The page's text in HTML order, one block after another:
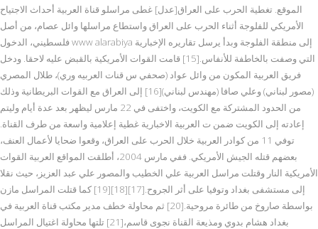
الموقع. تغطية الحرب على العراق[عدل] غطى مراسلو قناة العربية أحداث الاجتياح
الأمريكي للفلوجة أثناء الحرب على العراق واستطاع مراسلها وائل عصام، من أصل
فلسطيني، الدخول www alarabiya إلى منطقة الفلوجة وبدأ يرسل تقاريره الإخبارية
التي وصفت بالخاطفة للأنفاس.[15] قامت القوات الأمريكية بالقبض عليه لاحقا. ودخل
فريق العربية المكون من وائل عواد (صحفي س قنات العربيه وري)، طلال المصري
(مصور لبناني) وعلي صافا (مهندس لبناني)[16] إلى العراق مع القوات البريطانية وذلك
من الحدود المشتركة مع الكويت، واختفى في 22 مارس ليظهر بعد عدة أيام وليتم
إعادته إلى الكويت ضمن ت العربية الاخبارية غطية إعلامية واسعة من طرف القناة.
توفي 11 من كوادر العربية خلال الحرب على العراق، وقعوا ضحايا لأعمال العنف،
بعضهم قتله الجيش الأمريكي. ففي مارس 2004، أطلقت المواقع العربية القوات
الأمريكية النار وقتلت مراسل العربية علي الخطيب والمصور علي عبد العزيز، حيث نقلا
إلى مستشفى بغداد وتوفيا على أثر الجروح.[17][18][19] كما قتلت المراسل مازن
بواسطة صاروخ من طائرة مروحية.[20] ثم محاولة خطف مدير مكتب قناة العربية في
بغداد هشام بدوي ومذيعة القناة نجوى قاسم،[21] تلتها محاولة اغتيال المراسل